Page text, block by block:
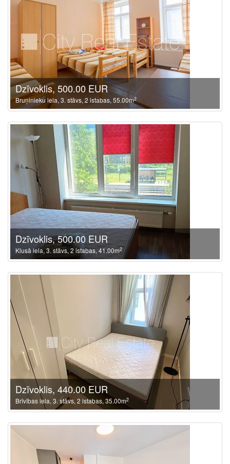
Dzīvoklis, 500.00 EUR
Bruņinieku iela, 3. stāvs, 2 istabas, 55.00m2
Dzīvoklis, 500.00 EUR
Klusā iela, 3. stāvs, 2 istabas, 41.00m2
Dzīvoklis, 440.00 EUR
Brīvības iela, 3. stāvs, 2 istabas, 35.00m2